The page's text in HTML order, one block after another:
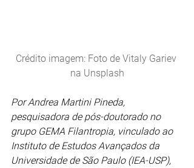
Crédito imagem: Foto de Vitaly Gariev
na Unsplash
Por Andrea Martini Pineda,
pesquisadora de pós-doutorado no
grupo GEMA Filantropia, vinculado ao
Instituto de Estudos Avançados da
Universidade de São Paulo (IEA-USP),